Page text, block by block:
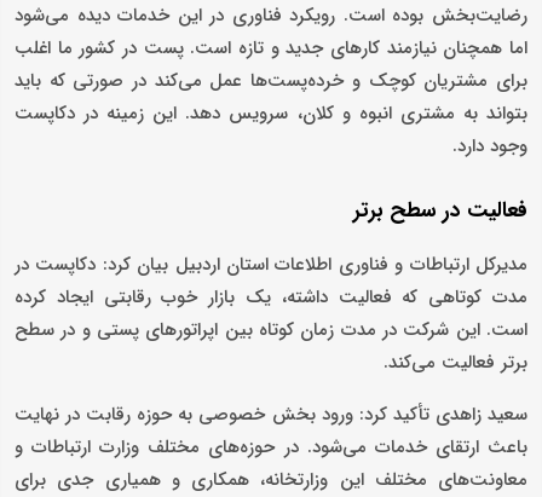
رضایت‌بخش بوده است. رویکرد فناوری در این خدمات دیده می‌شود
اما همچنان نیازمند کارهای جدید و تازه است. پست در کشور ما اغلب
برای مشتریان کوچک و خرده‌پست‌ها عمل می‌کند در صورتی که باید
بتواند به مشتری انبوه و کلان، سرویس دهد. این زمینه در دکاپست
وجود دارد.
فعالیت در سطح برتر
مدیرکل ارتباطات و فناوری اطلاعات استان اردبیل بیان کرد: دکاپست در
مدت کوتاهی که فعالیت داشته، یک بازار خوب رقابتی ایجاد کرده
است. این شرکت در مدت زمان کوتاه بین اپراتورهای پستی و در سطح
برتر فعالیت می‌کند.
سعید زاهدی تأکید کرد: ورود بخش خصوصی به حوزه رقابت در نهایت
باعث ارتقای خدمات می‌شود. در حوزه‌های مختلف وزارت ارتباطات و
معاونت‌های مختلف این وزارتخانه، همکاری و همیاری جدی برای